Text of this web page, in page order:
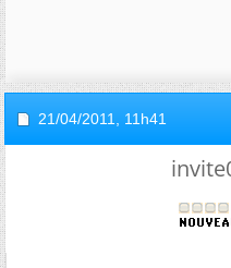
21/04/2011, 11h41